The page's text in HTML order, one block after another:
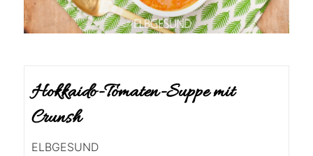
Hokkaido-Tomaten-Suppe mit
Crunsh
ELBGESUND